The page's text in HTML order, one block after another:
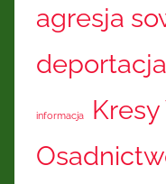
agresja
deportacja
informacja